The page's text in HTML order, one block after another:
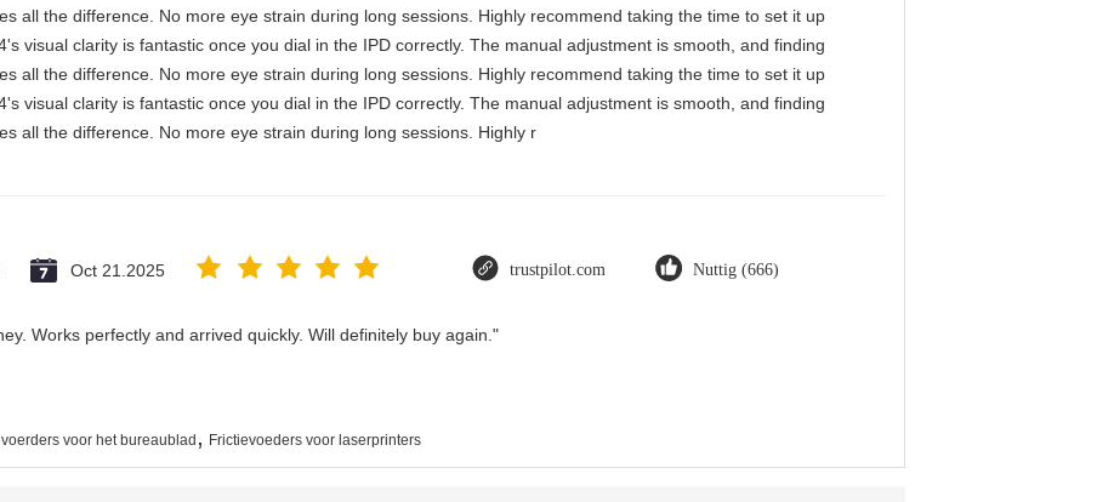
all the difference. No more eye strain during long sessions. Highly recommend taking the time to set it up
visual clarity is fantastic once you dial in the IPD correctly. The manual adjustment is smooth, and finding
all the difference. No more eye strain during long sessions. Highly recommend taking the time to set it up
visual clarity is fantastic once you dial in the IPD correctly. The manual adjustment is smooth, and finding
all the difference. No more eye strain during long sessions. Highly r
Oct 21.2025 trustpilot.com Nuttig (666)
Works perfectly and arrived quickly. Will definitely buy again."
voor het bureaublad , Frictievoeders voor laserprinters